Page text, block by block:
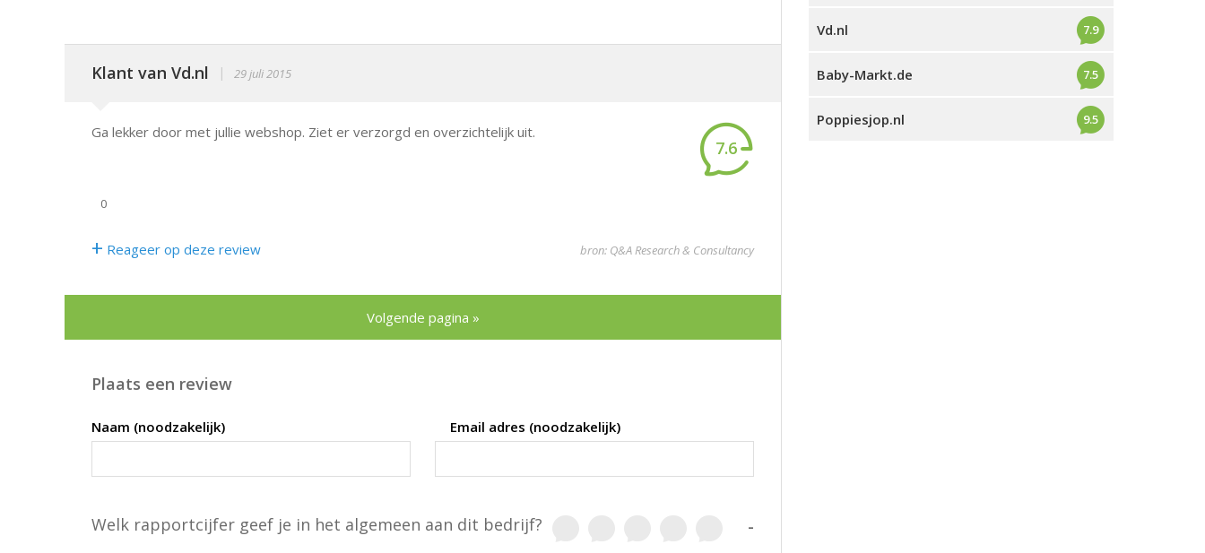
Klant van Vd.nl | 29 juli 2015
Ga lekker door met jullie webshop. Ziet er verzorgd en overzichtelijk uit.
7.6
0
+ Reageer op deze review bron: Q&A Research & Consultancy
Volgende pagina »
Plaats een review
Naam (noodzakelijk) Email adres (noodzakelijk)
Welk rapportcijfer geef je in het algemeen aan dit bedrijf? -
Vd.nl 7.9
Baby-Markt.de 7.5
Poppiesjop.nl 9.5